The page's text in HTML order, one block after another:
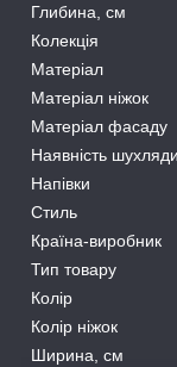
Глибина, см
Колекція
Матеріал
Матеріал ніжок
Матеріал фасаду
Наявність шухляди
Напівки
Стиль
Країна-виробник
Тип товару
Колір
Колір ніжок
Ширина, см